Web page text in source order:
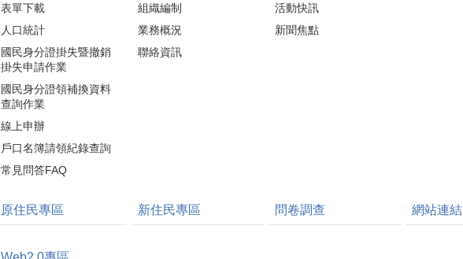
表單下載
人口統計
國民身分證掛失暨撤銷
掛失申請作業
國民身分證領補換資料
查詢作業
線上申辦
戶口名簿請領紀錄查詢
常見問答FAQ
組織編制
業務概況
聯絡資訊
活動快訊
新聞焦點
原住民專區 新住民專區 問卷調查 網站連結